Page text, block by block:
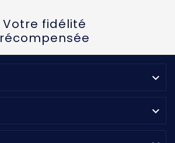
Votre fidélité
récompensée

